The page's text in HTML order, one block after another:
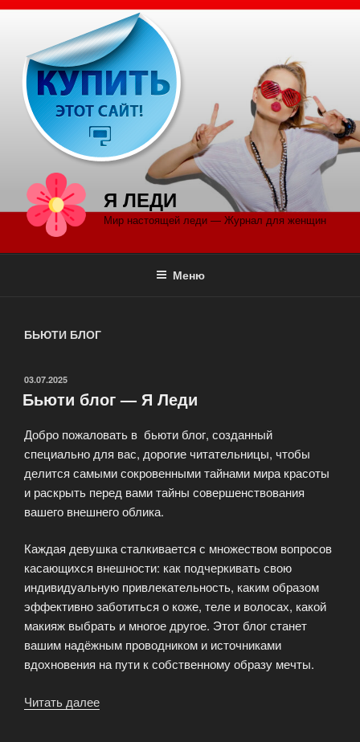
Перейти
содержимому
Я ЛЕДИ
Мир настоящей леди — Журнал для женщин
Меню
БЬЮТИ БЛОГ
ОПУБЛИКОВАНО
03.07.2025
Бьюти блог — Я Леди
Добро пожаловать в бьюти блог, созданный
специально для вас, дорогие читательницы, чтобы
делится самыми сокровенными тайнами мира красоты
и раскрыть перед вами тайны совершенствования
вашего внешнего облика.
Каждая девушка сталкивается с множеством вопросов
касающихся внешности: как подчеркивать свою
индивидуальную привлекательность, каким образом
эффективно заботиться о коже, теле и волосах, какой
макияж выбрать и многое другое. Этот блог станет
вашим надёжным проводником и источниками
вдохновения на пути к собственному образу мечты.
Читать далее